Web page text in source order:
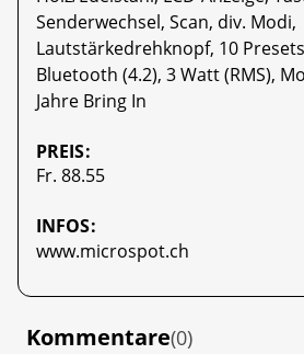
Senderwechsel, Scan, div. Modi,
Lautstärkedrehknopf, 10
Bluetooth (4.2), 3 Watt (RMS),
Jahre Bring In
PREIS:
Fr. 88.55
INFOS:
www.microspot.ch
Kommentare(0)